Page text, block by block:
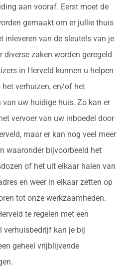
aan vooraf. Eerst moet de
gemaakt om er jullie thuis
inleveren van de sleutels van je
diverse zaken worden geregeld
in Herveld kunnen u helpen
verhuizen, en/of het
van uw huidige huis. Zo kan er
vervoer van uw inboedel door
maar er kan nog veel meer
waaronder bijvoorbeeld het
of het uit elkaar halen van
en weer in elkaar zetten op
tot onze werkzaamheden.
te regelen met een
verhuisbedrijf kan je bij
geheel vrijblijvende